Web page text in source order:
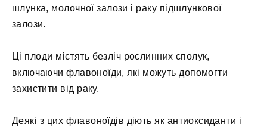
шлунка, молочної залози і раку підшлункової
залози.
Ці плоди містять безліч рослинних сполук,
включаючи флавоноїди, які можуть допомогти
захистити від раку.
Деякі з цих флавоноїдів діють як антиоксиданти і